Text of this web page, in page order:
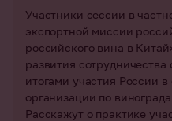
Участники сессии в
экспортной миссии
российского вина в
развития
итогами участия России
организации по
Расскажут о практике